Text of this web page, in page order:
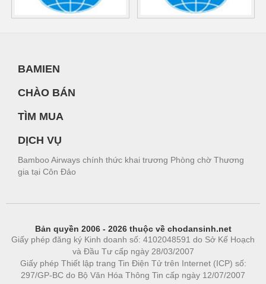
BAMIEN
CHÀO BÁN
TÌM MUA
DỊCH VỤ
Bamboo Airways chính thức khai trương Phòng chờ Thương
gia tại Côn Đảo
Bản quyền 2006 - 2026 thuộc về chodansinh.net
Giấy phép đăng ký Kinh doanh số: 4102048591 do Sở Kế Hoạch
và Đầu Tư cấp ngày 28/03/2007
Giấy phép Thiết lập trang Tin Điện Tử trên Internet (ICP) số:
297/GP-BC do Bộ Văn Hóa Thông Tin cấp ngày 12/07/2007